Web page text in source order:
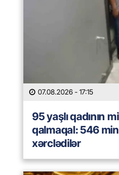
07.08.2026 - 17:15
95 yaşlı qadının
qalmaqal: 546
xərclədilər